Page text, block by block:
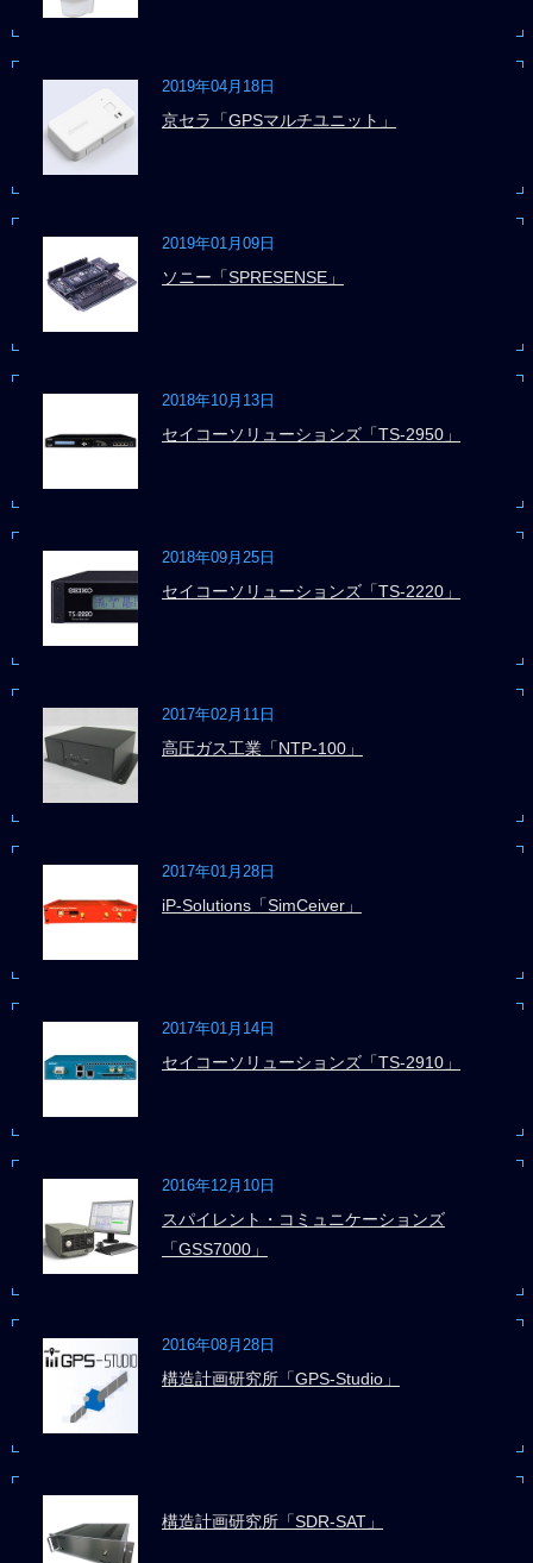
2019年04月18日
京セラ「GPSマルチユニット」
2019年01月09日
ソニー「SPRESENSE」
2018年10月13日
セイコーソリューションズ「TS-2950」
2018年09月25日
セイコーソリューションズ「TS-2220」
2017年02月11日
高圧ガス工業「NTP-100」
2017年01月28日
iP-Solutions「SimCeiver」
2017年01月14日
セイコーソリューションズ「TS-2910」
2016年12月10日
スパイレント・コミュニケーションズ
「GSS7000」
2016年08月28日
構造計画研究所「GPS-Studio」
構造計画研究所「SDR-SAT」